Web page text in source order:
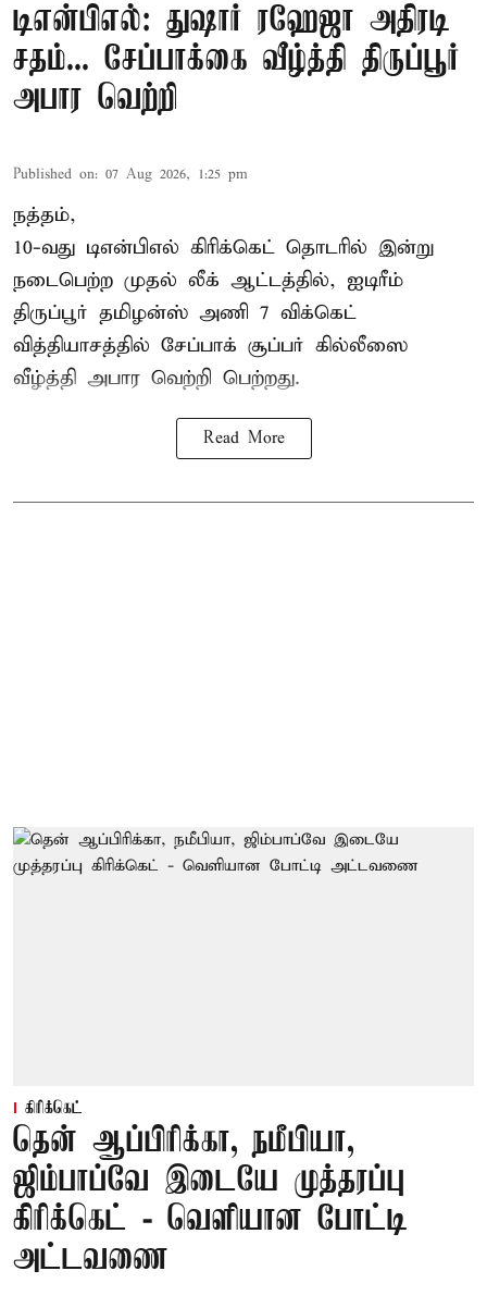
டிஎன்பிஎல்: துஷார் ரஹேஜா அதிரடி
சதம்... சேப்பாக்கை வீழ்த்தி திருப்பூர்
அபார வெற்றி
Published on: 07 Aug 2026, 1:25 pm
நத்தம்,
10-வது டிஎன்பிஎல் கிரிக்கெட் தொடரில் இன்று
நடைபெற்ற முதல் லீக் ஆட்டத்தில், ஐடிரீம்
திருப்பூர் தமிழன்ஸ் அணி 7 விக்கெட்
வித்தியாசத்தில் சேப்பாக் சூப்பர் கில்லீஸை
வீழ்த்தி அபார வெற்றி பெற்றது.
Read More
கிரிக்கெட்
தென் ஆப்பிரிக்கா, நமீபியா,
ஜிம்பாப்வே இடையே முத்தரப்பு
கிரிக்கெட் - வெளியான போட்டி
அட்டவணை